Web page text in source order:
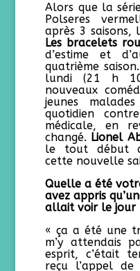
Alors que la
Polseres
après 3 saisons,
Les bracelets
d’estime et
quatrième
lundi (21 h
nouveaux
jeunes
quotidien
médicale, en
changé. Lionel
le tout début
cette nouvelle
Quelle a été
avez appris
allait voir le jour
« ça a été une
m’y attendais
esprit, c’était
reçu l’appel